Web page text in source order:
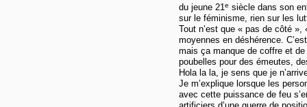
du jeune 21e siècle dans son
sur le féminisme, rien sur les
Tout n’est que « pas de côté
moyennes en déshérence.
mais ça manque de coffre et
poubelles pour des émeutes,
Hola la la, je sens que je
Je m’explique lorsque les
avec cette puissance de feu